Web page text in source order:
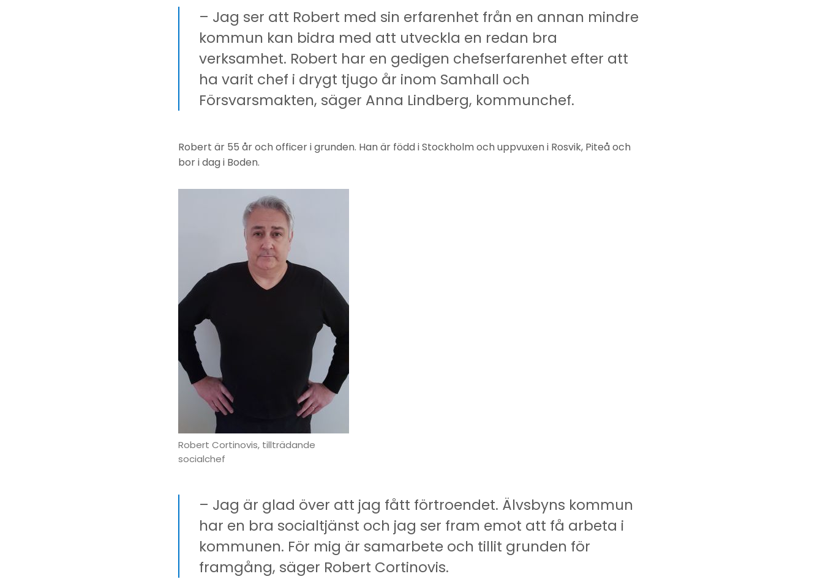
– Jag ser att Robert med sin erfarenhet från en annan mindre
kommun kan bidra med att utveckla en redan bra
verksamhet. Robert har en gedigen chefserfarenhet efter att
ha varit chef i drygt tjugo år inom Samhall och
Försvarsmakten, säger Anna Lindberg, kommunchef.
Robert är 55 år och officer i grunden. Han är född i Stockholm och uppvuxen i Rosvik, Piteå och
bor i dag i Boden.
Robert Cortinovis, tillträdande
socialchef
– Jag är glad över att jag fått förtroendet. Älvsbyns kommun
har en bra socialtjänst och jag ser fram emot att få arbeta i
kommunen. För mig är samarbete och tillit grunden för
framgång, säger Robert Cortinovis.